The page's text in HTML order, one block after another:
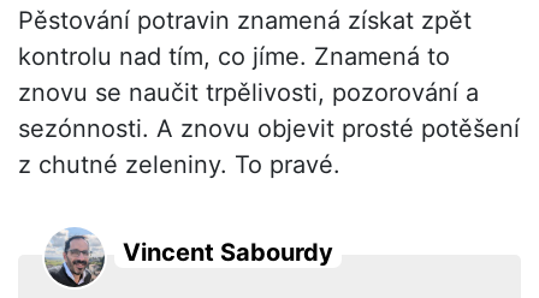
Pěstování potravin znamená získat zpět
kontrolu nad tím, co jíme. Znamená to
znovu se naučit trpělivosti, pozorování a
sezónnosti. A znovu objevit prosté potěšení
z chutné zeleniny. To pravé.
Vincent Sabourdy